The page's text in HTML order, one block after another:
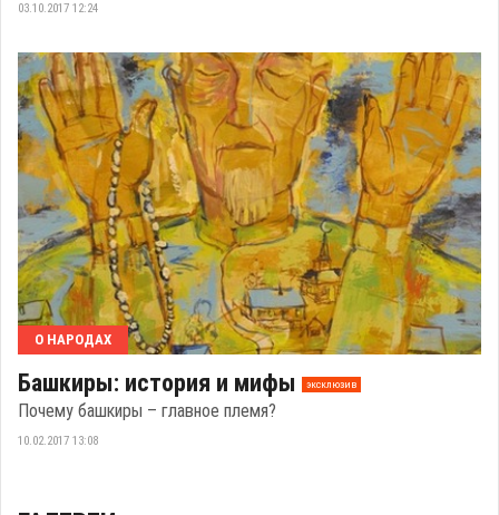
03.10.2017 12:24
О НАРОДАХ
Башкиры: история и мифы эксклюзив
Почему башкиры – главное племя?
10.02.2017 13:08